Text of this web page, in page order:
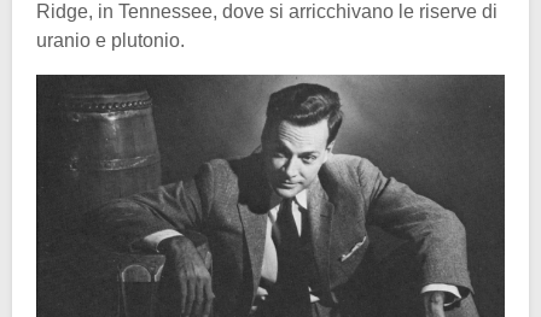
Ridge, in Tennessee, dove si arricchivano le riserve di
uranio e plutonio.